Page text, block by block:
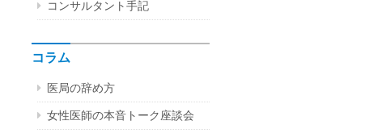
コンサルタント手記
コラム
医局の辞め方
女性医師の本音トーク座談会